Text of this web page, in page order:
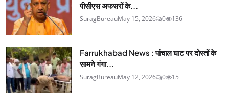
पीसीएस अफसरों के...
SuragBureauMay 15, 2026 0 136
Farrukhabad News : पांचाल घाट पर दोस्तों के
सामने गंगा...
SuragBureauMay 12, 2026 0 15